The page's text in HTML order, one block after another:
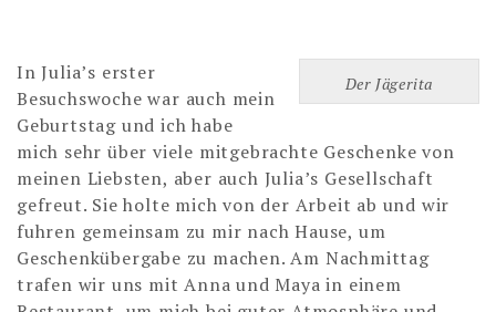
Der Jägerita
In Julia’s erster
Besuchswoche war auch mein
Geburtstag und ich habe
mich sehr über viele mitgebrachte Geschenke von
meinen Liebsten, aber auch Julia’s Gesellschaft
gefreut. Sie holte mich von der Arbeit ab und wir
fuhren gemeinsam zu mir nach Hause, um
Geschenkübergabe zu machen. Am Nachmittag
trafen wir uns mit Anna und Maya in einem